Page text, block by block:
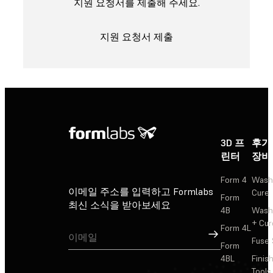
지원 요청서 제출
이메일 주소를 입력하고 Formlabs
최신 소식을 받아보세요
가입
3D 프
린터
Form 4
Form
4B
Form 4L
Form
4BL
후
장비
Cure
+
Fuse